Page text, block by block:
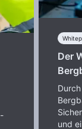
Der
und